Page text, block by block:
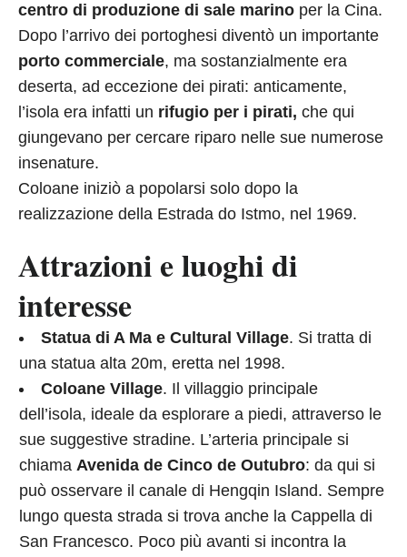
centro di produzione di sale marino per la Cina.
Dopo l’arrivo dei portoghesi diventò un importante
porto commerciale, ma sostanzialmente era
deserta, ad eccezione dei pirati: anticamente,
l’isola era infatti un rifugio per i pirati, che qui
giungevano per cercare riparo nelle sue numerose
insenature.
Coloane iniziò a popolarsi solo dopo la
realizzazione della Estrada do Istmo, nel 1969.
Attrazioni e luoghi di
interesse
Statua di A Ma e Cultural Village. Si tratta di
una statua alta 20m, eretta nel 1998.
Coloane Village. Il villaggio principale
dell’isola, ideale da esplorare a piedi, attraverso le
sue suggestive stradine. L’arteria principale si
chiama Avenida de Cinco de Outubro: da qui si
può osservare il canale di Hengqin Island. Sempre
lungo questa strada si trova anche la Cappella di
San Francesco. Poco più avanti si incontra la